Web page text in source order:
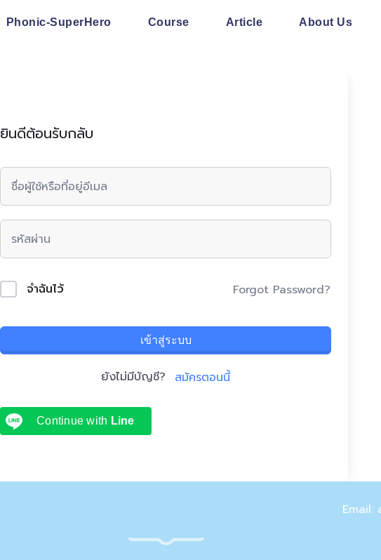
Phonic-SuperHero Course Article About Us
ยินดีต้อนรับกลับ
จำฉันไว้ Forgot Password?
เข้าสู่ระบบ
ยังไม่มีบัญชี? สมัครตอนนี้
Continue with Line
Email: